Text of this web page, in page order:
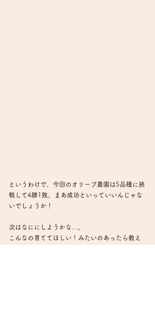
というわけで、今回のオリーブ農園は5品種に挑
戦して4勝1敗。まあ成功といっていいんじゃな
いでしょうか！
次はなににしようかな…。
こんなの育ててほしい！みたいのあったら教え